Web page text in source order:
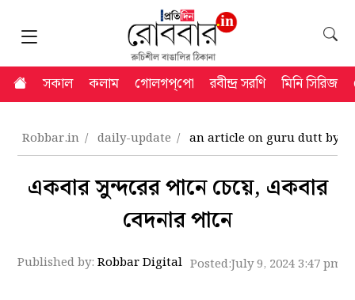
সকাল কলাম গোলগপ্‌পো রবীন্দ্র সরণি মিনি সিরিজ
Robbar.in daily-update an article on guru dutt by
একবার সুন্দরের পানে চেয়ে, একবার
বেদনার পানে
Published by:Robbar Digital Posted:July 9, 2024 3:47 pm